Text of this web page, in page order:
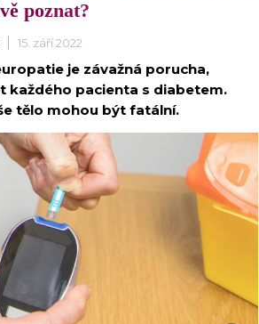
poznat?
15. září 2022
je závažná porucha,
každého pacienta s diabetem.
tělo mohou být fatální.